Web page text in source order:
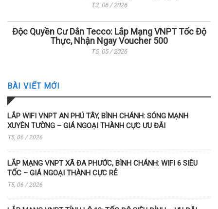
T3, 06 / 2026
Độc Quyền Cư Dân Tecco: Lắp Mạng VNPT Tốc Độ
Thực, Nhận Ngay Voucher 500
T5, 05 / 2026
BÀI VIẾT MỚI
LẮP WIFI VNPT AN PHÚ TÂY, BÌNH CHÁNH: SÓNG MẠNH
XUYÊN TƯỜNG – GIÁ NGOẠI THÀNH CỰC ƯU ĐÃI
T5, 06 / 2026
LẮP MẠNG VNPT XÃ ĐA PHƯỚC, BÌNH CHÁNH: WIFI 6 SIÊU
TỐC – GIÁ NGOẠI THÀNH CỰC RẺ
T5, 06 / 2026